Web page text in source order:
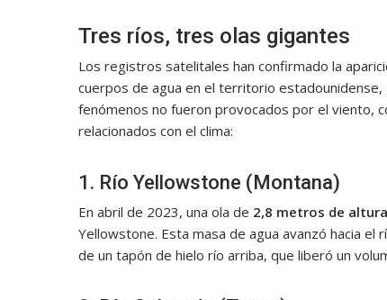
Tres ríos, tres olas gigantes
Los registros satelitales han confirmado la
cuerpos de agua en el territorio
fenómenos no fueron provocados por el viento,
relacionados con el clima:
1. Río Yellowstone (Montana)
En abril de 2023, una ola de 2,8 metros de altura
Yellowstone. Esta masa de agua avanzó hacia
de un tapón de hielo río arriba, que liberó un